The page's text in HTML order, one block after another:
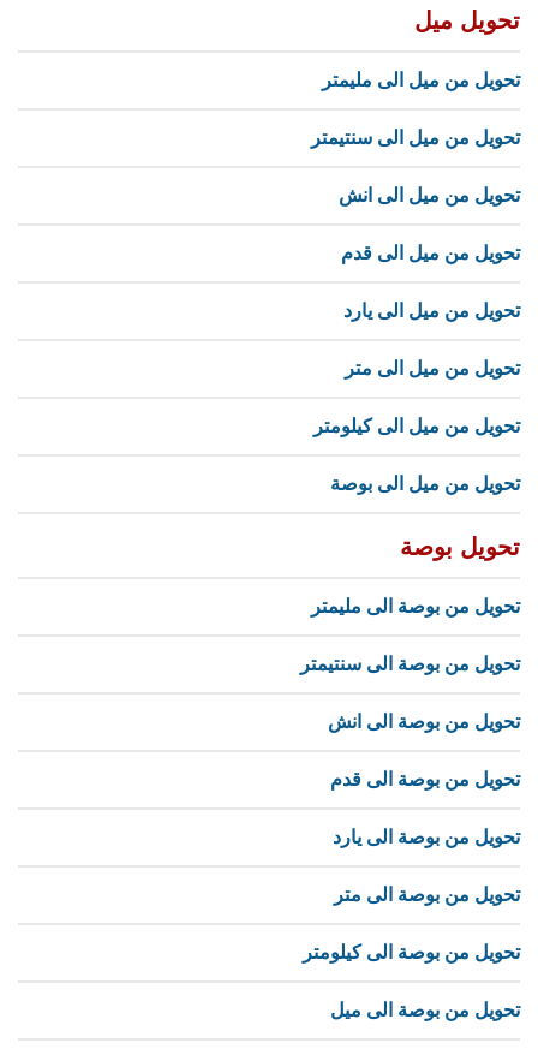
تحويل ميل
تحويل من ميل الى مليمتر
تحويل من ميل الى سنتيمتر
تحويل من ميل الى انش
تحويل من ميل الى قدم
تحويل من ميل الى يارد
تحويل من ميل الى متر
تحويل من ميل الى كيلومتر
تحويل من ميل الى بوصة
تحويل بوصة
تحويل من بوصة الى مليمتر
تحويل من بوصة الى سنتيمتر
تحويل من بوصة الى انش
تحويل من بوصة الى قدم
تحويل من بوصة الى يارد
تحويل من بوصة الى متر
تحويل من بوصة الى كيلومتر
تحويل من بوصة الى ميل